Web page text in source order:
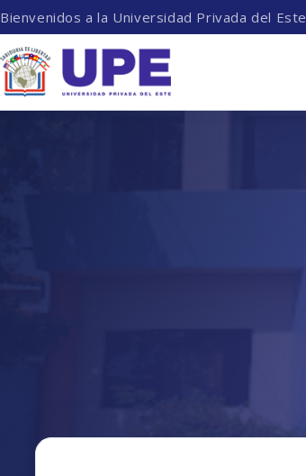
Bienvenidos a la Universidad Privada del Este